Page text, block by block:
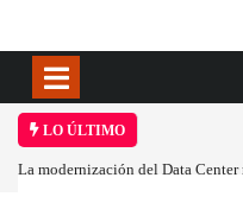
LO ÚLTIMO
La modernización del Data Center